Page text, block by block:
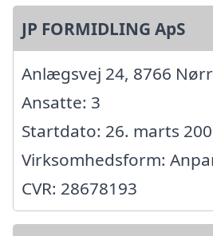
JP FORMIDLING ApS
Anlægsvej 24, 8766
Ansatte: 3
Startdato: 26. marts
Virksomhedsform:
CVR: 28678193